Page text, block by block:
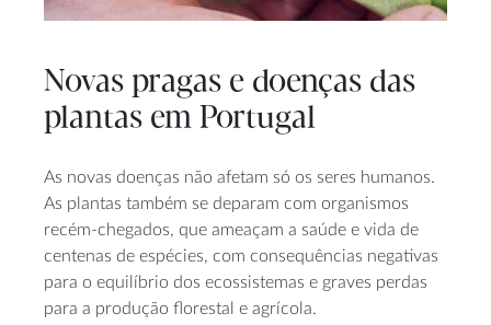
Novas pragas e doenças das
plantas em Portugal
As novas doenças não afetam só os seres humanos.
As plantas também se deparam com organismos
recém-chegados, que ameaçam a saúde e vida de
centenas de espécies, com consequências negativas
para o equilíbrio dos ecossistemas e graves perdas
para a produção florestal e agrícola.